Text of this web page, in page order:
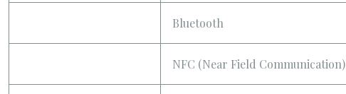
Bluetooth
NFC (Near Field Communication)